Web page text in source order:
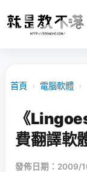
首頁 › 電腦軟體 ›
《
費翻譯軟
發佈日期：2009/